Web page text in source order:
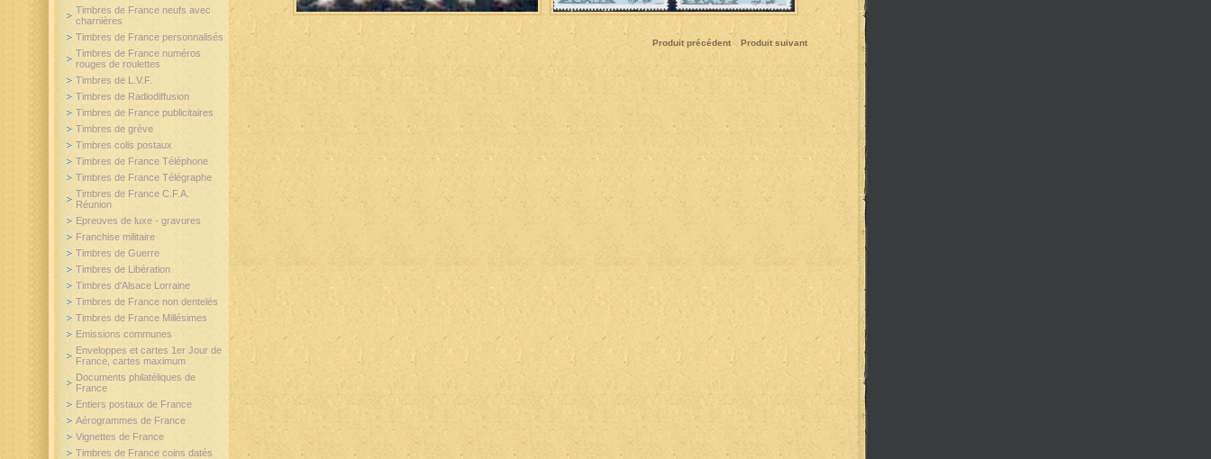
Produit précédent Produit suivant
Timbres de France neufs avec
charnières
Timbres de France personnalisés
Timbres de France numéros
rouges de roulettes
Timbres de L.V.F.
Timbres de Radiodiffusion
Timbres de France publicitaires
Timbres de grève
Timbres colis postaux
Timbres de France Téléphone
Timbres de France Télégraphe
Timbres de France C.F.A.
Réunion
Epreuves de luxe - gravures
Franchise militaire
Timbres de Guerre
Timbres de Libération
Timbres d'Alsace Lorraine
Timbres de France non dentelés
Timbres de France Millésimes
Emissions communes
Enveloppes et cartes 1er Jour de
France, cartes maximum
Documents philatéliques de
France
Entiers postaux de France
Aérogrammes de France
Vignettes de France
Timbres de France coins datés